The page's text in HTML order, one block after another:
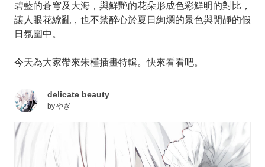
碧藍的蒼穹及大海，與鮮艷的花朵形成色彩鮮明的對比，
讓人眼花繚亂，也不禁醉心於夏日絢爛的景色與閒靜的假
日氛圍中。
今天為大家帶來朱槿插畫特輯。快來看看吧。
delicate beauty
byやぎ